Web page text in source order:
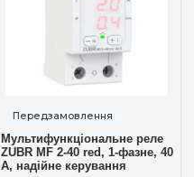
Мультифункціональне реле
ZUBR MF 2-40 red, 1-фазне, 40
А, надійне керування